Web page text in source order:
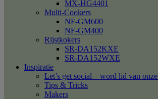
MX-HG4401
Multi-Cookers
NF-GM600
NF-GM400
Rijstkokers
SR-DA152KXE
SR-DA152WXE
Inspiratie
Let’s get social – word lid van
Tips & Tricks
Makers